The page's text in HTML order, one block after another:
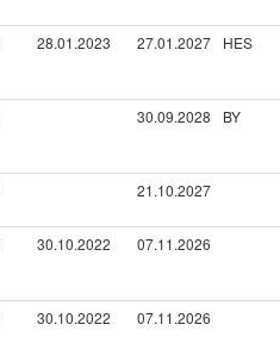
28.01.2023 27.01.2027 HES
30.09.2028 BY
21.10.2027
30.10.2022 07.11.2026
30.10.2022 07.11.2026